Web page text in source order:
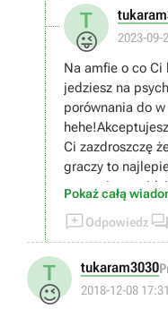
T
😜 2023-09-
Na amfie o co Ci
jedziesz na
porównania do
Ci zazdroszczę
graczy to
sama się
Pokaż całą
Odpowiedz 
T
😉
tukaram3030
2018-12-08 17:31